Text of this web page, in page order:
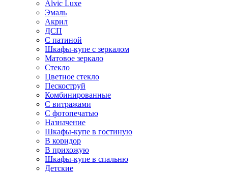
Alvic Luxe
Эмаль
Акрил
ДСП
С патиной
Шкафы-купе с зеркалом
Матовое зеркало
Стекло
Цветное стекло
Пескоструй
Комбинированные
С витражами
С фотопечатью
Назначение
Шкафы-купе в гостиную
В коридор
В прихожую
Шкафы-купе в спальню
Детские